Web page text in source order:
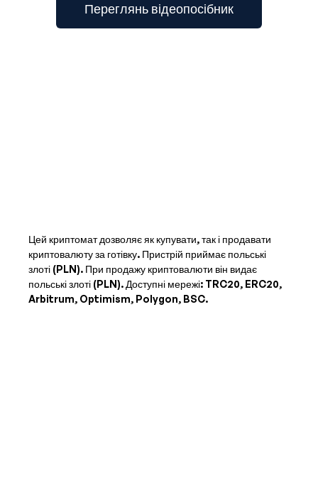
Переглянь відеопосібник
Цей криптомат дозволяє як купувати, так і продавати
криптовалюту за готівку. Пристрій приймає польські
злоті (PLN). При продажу криптовалюти він видає
польські злоті (PLN). Доступні мережі: TRC20, ERC20,
Arbitrum, Optimism, Polygon, BSC.